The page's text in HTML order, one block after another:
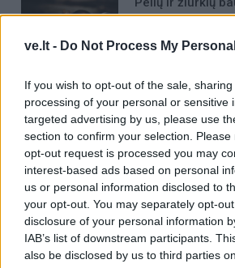
ve.lt - Do Not Process My
If you wish to opt-out of the sale,
processing of your personal or sensitive
targeted advertising by us, please use
section to confirm your selection.
opt-out request is processed you may
interest-based ads based on personal
us or personal information disclosed to
your opt-out. You may separately opt-
disclosure of your personal information
IAB’s list of downstream participants.
also be disclosed by us to third parties
graužikus
nuodai
dienai:
Dvyniams –
Kraupi avarija
tris brangiausius
kaip bus
mergaite, jos